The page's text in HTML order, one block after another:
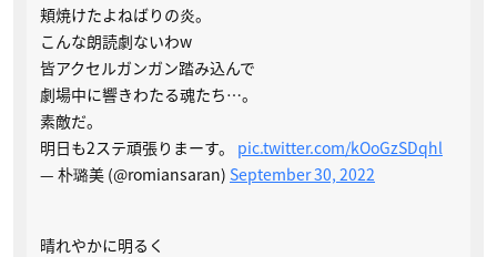
頬焼けたよねばりの炎。
こんな朗読劇ないわw
皆アクセルガンガン踏み込んで
劇場中に響きわたる魂たち…。
素敵だ。
明日も2ステ頑張りまーす。 pic.twitter.com/kOoGzSDqhl
— 朴璐美 (@romiansaran) September 30, 2022
晴れやかに明るく